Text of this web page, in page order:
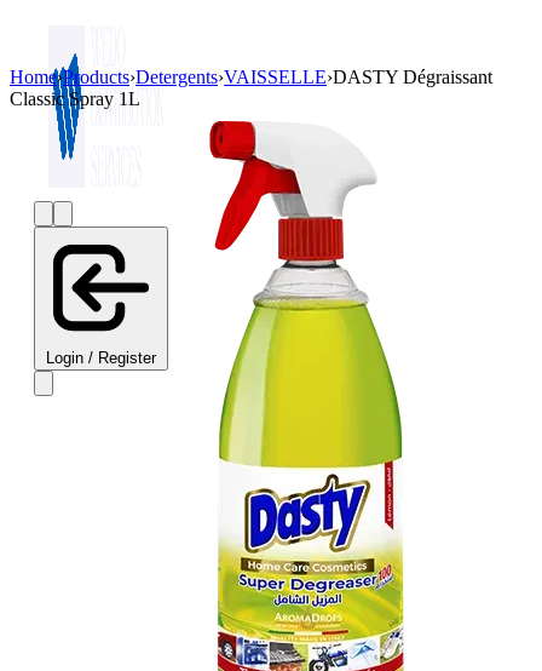
Login / Register
Home›Products›Detergents›VAISSELLE›DASTY Dégraissant
Classic Spray 1L